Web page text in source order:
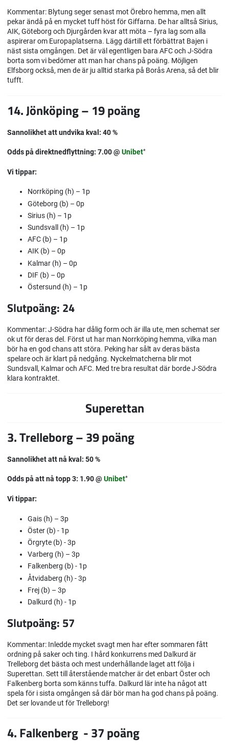
Kommentar: Blytung seger senast mot Örebro hemma, men allt
pekar ändå på en mycket tuff höst för Giffarna. De har alltså Sirius,
AIK, Göteborg och Djurgården kvar att möta – fyra lag som alla
aspirerar om Europaplatserna. Lägg därtill ett förbättrat Bajen i
näst sista omgången. Det är väl egentligen bara AFC och J-Södra
borta som vi bedömer att man har chans på poäng. Möjligen
Elfsborg också, men de är ju alltid starka på Borås Arena, så det blir
tufft.
14. Jönköping – 19 poäng
Sannolikhet att undvika kval: 40 %
Odds på direktnedflyttning: 7.00 @ Unibet*
Vi tippar:
Norrköping (h) – 1p
Göteborg (b) – 0p
Sirius (h) – 1p
Sundsvall (h) – 1p
AFC (b) – 1p
AIK (b) – 0p
Kalmar (h) – 0p
DIF (b) – 0p
Östersund (h) – 1p
Slutpoäng: 24
Kommentar:J-Södra har dålig form och är illa ute, men schemat ser
ok ut för deras del. Först ut har man Norrköping hemma, vilka man
bör ha en god chans att störa. Peking har sålt av deras bästa
spelare och är klart på nedgång. Nyckelmatcherna blir mot
Sundsvall, Kalmar och AFC. Med tre bra resultat där borde J-Södra
klara kontraktet.
Superettan
3. Trelleborg – 39 poäng
Sannolikhet att nå kval: 50 %
Odds på att nå topp 3: 1.90 @ Unibet*
Vi tippar:
Gais (h) – 3p
Öster (b) - 1p
Örgryte (b) - 3p
Varberg (h) – 3p
Falkenberg (b) - 1p
Åtvidaberg (h) - 3p
Frej (b) – 3p
Dalkurd (h) - 1p
Slutpoäng: 57
Kommentar: Inledde mycket svagt men har efter sommaren fått
ordning på saker och ting. I hård konkurrens med Dalkurd är
Trelleborg det bästa och mest underhållande laget att följa i
Superettan. Sett till återstående matcher är det enbart Öster och
Falkenberg borta som känns tuffa. Dalkurd lär inte ha något att
spela för i sista omgången så där bör man ha god chans på poäng.
Det ser lovande ut för Trelleborg!
4. Falkenberg - 37 poäng